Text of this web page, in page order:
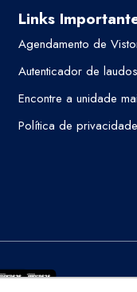
Links
Agendamento de
Autenticador de laudos
Encontre a unidade
Política de privacidade